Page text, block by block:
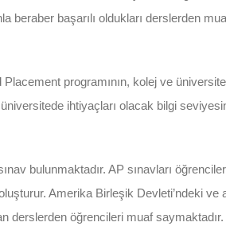
beraber başarılı oldukları derslerden
programının, kolej ve
ihtiyaçları olacak bilgi
bulunmaktadır. AP sınavları
Amerika Birleşik Devleti’ndeki ve
derslerden öğrencileri muaf